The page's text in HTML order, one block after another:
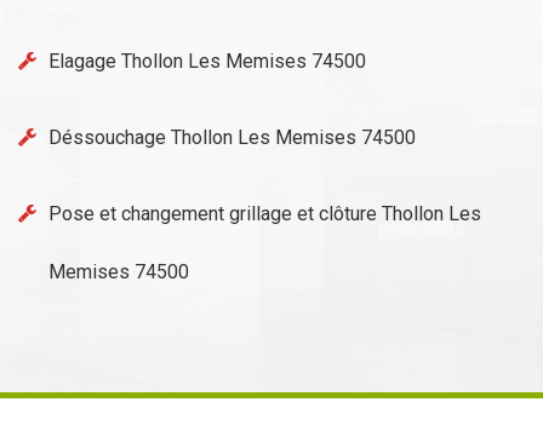
Elagage Thollon Les Memises 74500
Déssouchage Thollon Les Memises 74500
Pose et changement grillage et clôture Thollon Les
Memises 74500